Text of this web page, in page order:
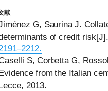
献
G, Saurina J.
of credit
S, Corbetta G,
Evidence from the Italian
Lecce, 2013.